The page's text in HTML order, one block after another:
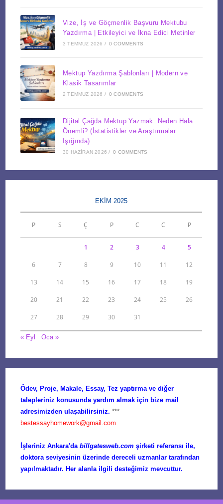
Vize, İş ve Göçmenlik Başvuru Mektubu
Yazdırma | Etkileyici ve İkna Edici Metinler
3 TEMMUZ 2026 / 0 COMMENTS
Mektup Yazdırma Şablonları | Modern ve
Klasik Tasarımlar
2 TEMMUZ 2026 / 0 COMMENTS
Dijital Çağda Mektup Yazmak: Neden Hala
Önemli? (İstatistikler ve Araştırmalar
Işığında)
30 HAZIRAN 2026 / 0 COMMENTS
EKIM 2025
P S Ç P C C P
1 2 3 4 5
6 7 8 9 10 11 12
13 14 15 16 17 18 19
20 21 22 23 24 25 26
27 28 29 30 31
« Eyl Oca »
Ödev, Proje, Makale, Essay, Tez yaptırma ve diğer
talepleriniz konusunda yardım almak için bize mail
adresimizden ulaşabilirsiniz. ***
bestessayhomework@gmail.com
İşleriniz Ankara'dabillgatesweb.com şirketi referansı ile,
doktora seviyesinin üzerinde dereceli uzmanlar tarafından
yapılmaktadır. Her alanla ilgili desteğimiz mevcuttur.